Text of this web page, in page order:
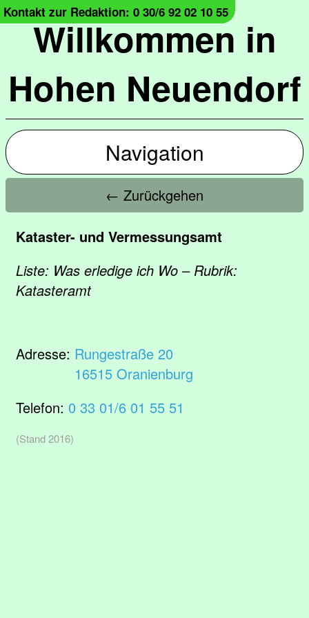
Willkommen in
Hohen Neuendorf
Kontakt zur Redaktion: 0 30/6 92 02 10 55
Navigation
← Zurückgehen
Kataster- und Vermessungsamt
Liste: Was erledige ich Wo – Rubrik:
Katasteramt
Adresse: Rungestraße 20
16515 Oranienburg
Telefon: 0 33 01/6 01 55 51
(Stand 2016)